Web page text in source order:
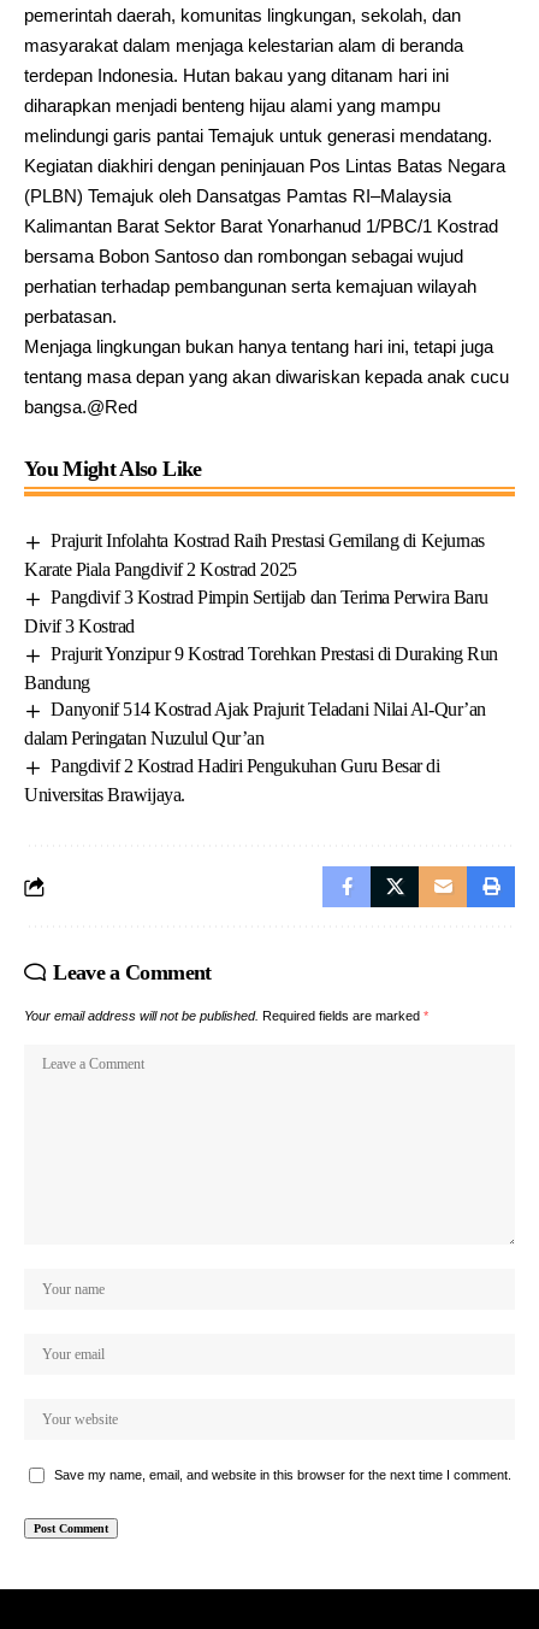
pemerintah daerah, komunitas lingkungan, sekolah, dan
masyarakat dalam menjaga kelestarian alam di beranda
terdepan Indonesia. Hutan bakau yang ditanam hari ini
diharapkan menjadi benteng hijau alami yang mampu
melindungi garis pantai Temajuk untuk generasi mendatang.
Kegiatan diakhiri dengan peninjauan Pos Lintas Batas Negara
(PLBN) Temajuk oleh Dansatgas Pamtas RI–Malaysia
Kalimantan Barat Sektor Barat Yonarhanud 1/PBC/1 Kostrad
bersama Bobon Santoso dan rombongan sebagai wujud
perhatian terhadap pembangunan serta kemajuan wilayah
perbatasan.
Menjaga lingkungan bukan hanya tentang hari ini, tetapi juga
tentang masa depan yang akan diwariskan kepada anak cucu
bangsa.@Red
You Might Also Like
Prajurit Infolahta Kostrad Raih Prestasi Gemilang di Kejurnas
Karate Piala Pangdivif 2 Kostrad 2025
Pangdivif 3 Kostrad Pimpin Sertijab dan Terima Perwira Baru
Divif 3 Kostrad
Prajurit Yonzipur 9 Kostrad Torehkan Prestasi di Duraking Run
Bandung
Danyonif 514 Kostrad Ajak Prajurit Teladani Nilai Al-Qur’an
dalam Peringatan Nuzulul Qur’an
Pangdivif 2 Kostrad Hadiri Pengukuhan Guru Besar di
Universitas Brawijaya.
Leave a Comment
Your email address will not be published. Required fields are marked *
Save my name, email, and website in this browser for the next time I comment.